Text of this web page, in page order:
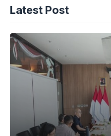
Latest Post